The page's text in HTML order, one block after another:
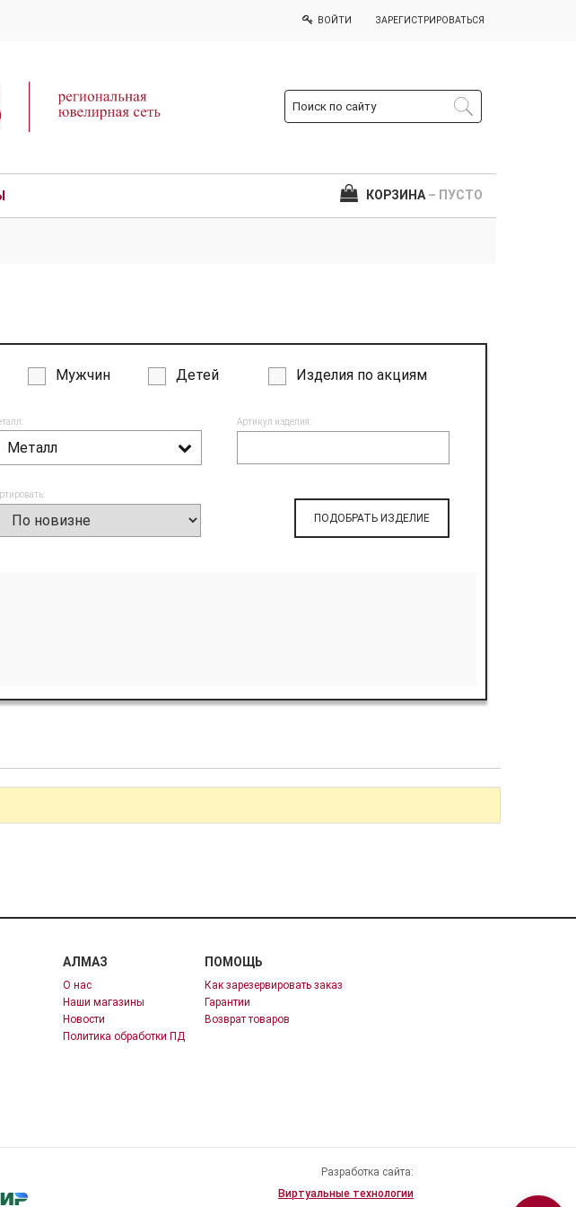
ВОЙТИ ЗАРЕГИСТРИРОВАТЬСЯ
КОРЗИНА – ПУСТО
Мужчин Детей Изделия по акциям
Металл
Артикул изделия:
ПОДОБРАТЬ ИЗДЕЛИЕ
АЛМАЗ
О нас
Наши магазины
Новости
Политика обработки ПД
ПОМОЩЬ
Как зарезервировать заказ
Гарантии
Возврат товаров
Разработка сайта:
Виртуальные технологии